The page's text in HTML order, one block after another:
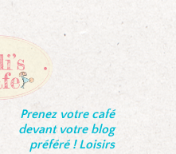
Prenez votre café
devant votre blog
préféré ! Loisirs